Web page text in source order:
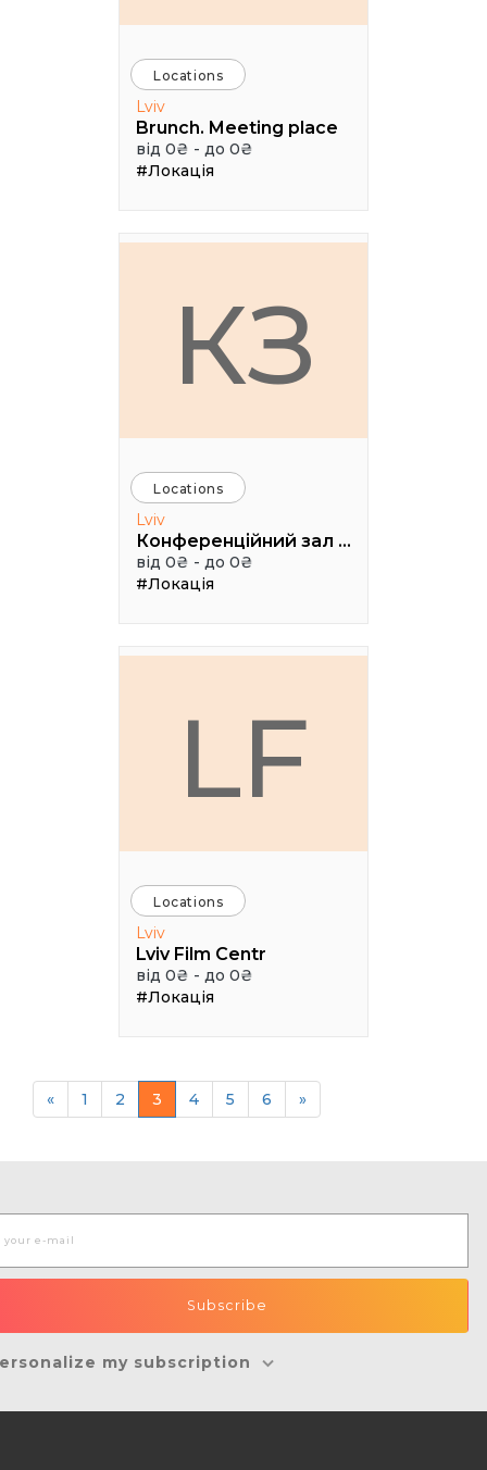
Locations
Lviv
Brunch. Meeting place
від 0₴ - до 0₴
#Локація
КЗ
Locations
Lviv
Конференційний зал УКУ
від 0₴ - до 0₴
#Локація
LF
Locations
Lviv
Lviv Film Centr
від 0₴ - до 0₴
#Локація
« 1 2 3 4 5 6 »
my subscription